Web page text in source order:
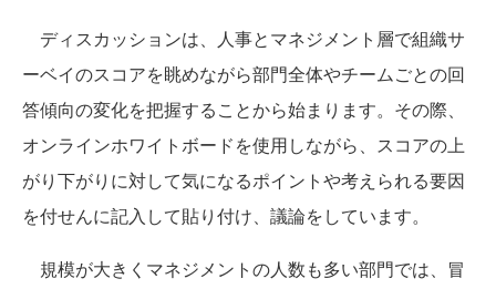
ディスカッションは、人事とマネジメント層で組織サ
ーベイのスコアを眺めながら部門全体やチームごとの回
答傾向の変化を把握することから始まります。その際、
オンラインホワイトボードを使用しながら、スコアの上
がり下がりに対して気になるポイントや考えられる要因
を付せんに記入して貼り付け、議論をしています。
規模が大きくマネジメントの人数も多い部門では、冒